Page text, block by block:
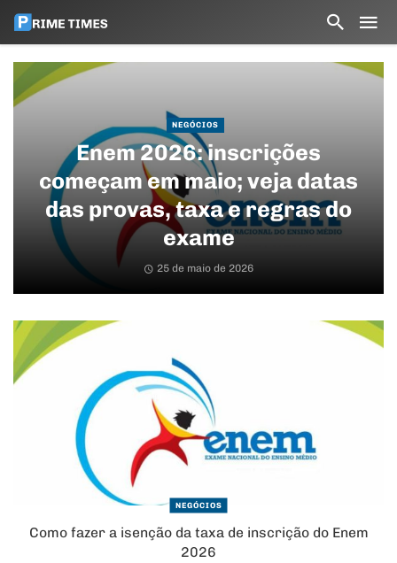
NEGÓCIOS
Enem 2026: inscrições
começam em maio; veja datas
das provas, taxa e regras do
exame
25 de maio de 2026
NEGÓCIOS
Como fazer a isenção da taxa de inscrição do Enem
2026